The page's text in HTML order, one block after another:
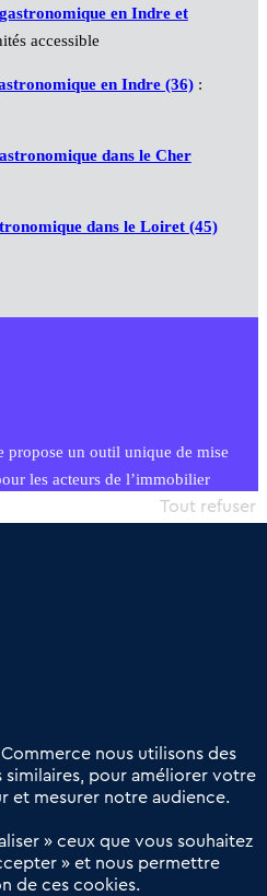
en Indre et
accessible
en Indre (36):
dans le Cher
dans le Loiret (45)
propose un outil unique de mise
les acteurs de l’immobilier
territoriales, simple et intégrant
dédié aux transactions
nous utilisons des
pour améliorer votre
et mesurer notre audience.
» ceux que vous souhaitez
» et nous permettre
de ces cookies.
Tout refuser